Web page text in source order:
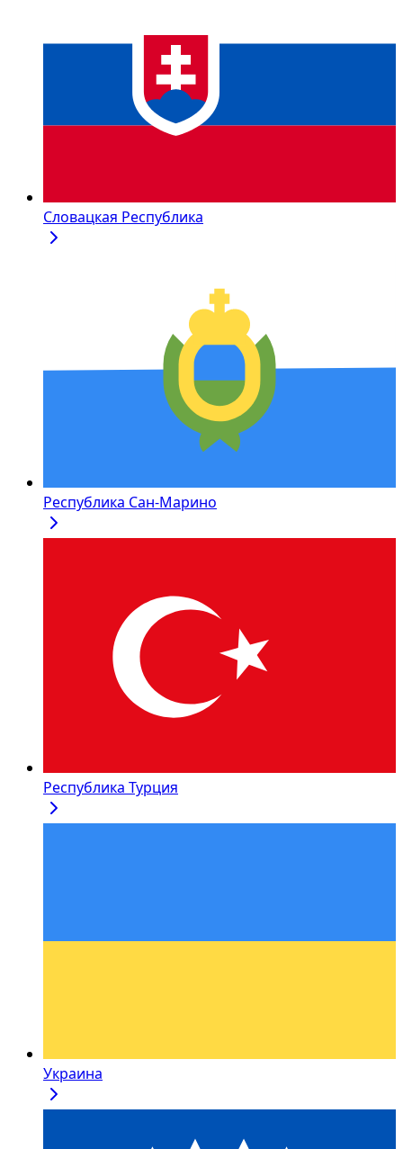
Словацкая Республика
Республика Сан-Марино
Республика Турция
Украина